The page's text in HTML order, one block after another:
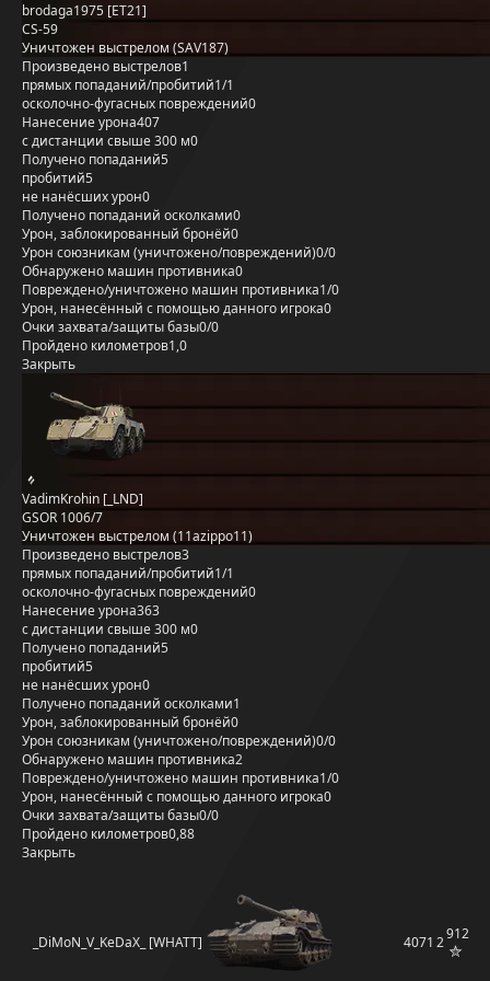
brodaga1975 [ET21]
CS-59
Уничтожен выстрелом (SAV187)
Произведено выстрелов1
прямых попаданий/пробитий1/1
осколочно-фугасных повреждений0
Нанесение урона407
с дистанции свыше 300 м0
Получено попаданий5
пробитий5
не нанёсших урон0
Получено попаданий осколками0
Урон, заблокированный бронёй0
Урон союзникам (уничтожено/повреждений)0/0
Обнаружено машин противника0
Повреждено/уничтожено машин противника1/0
Урон, нанесённый с помощью данного игрока0
Очки захвата/защиты базы0/0
Пройдено километров1,0
Закрыть
VadimKrohin [_LND]
GSOR 1006/7
Уничтожен выстрелом (11azippo11)
Произведено выстрелов3
прямых попаданий/пробитий1/1
осколочно-фугасных повреждений0
Нанесение урона363
с дистанции свыше 300 м0
Получено попаданий5
пробитий5
не нанёсших урон0
Получено попаданий осколками1
Урон, заблокированный бронёй0
Урон союзникам (уничтожено/повреждений)0/0
Обнаружено машин противника2
Повреждено/уничтожено машин противника1/0
Урон, нанесённый с помощью данного игрока0
Очки захвата/защиты базы0/0
Пройдено километров0,88
Закрыть
_DiMoN_V_KeDaX_ [WHATT] 4071 2912